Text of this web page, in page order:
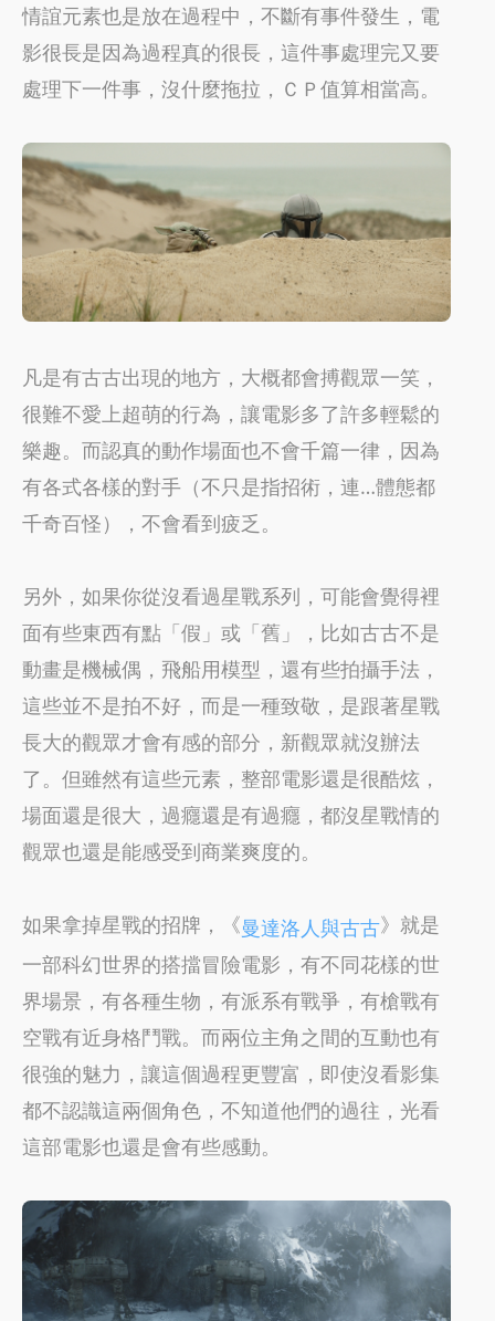
情誼元素也是放在過程中，不斷有事件發生，電
影很長是因為過程真的很長，這件事處理完又要
處理下一件事，沒什麼拖拉，ＣＰ值算相當高。
凡是有古古出現的地方，大概都會搏觀眾一笑，
很難不愛上超萌的行為，讓電影多了許多輕鬆的
樂趣。而認真的動作場面也不會千篇一律，因為
有各式各樣的對手（不只是指招術，連…體態都
千奇百怪），不會看到疲乏。
另外，如果你從沒看過星戰系列，可能會覺得裡
面有些東西有點「假」或「舊」，比如古古不是
動畫是機械偶，飛船用模型，還有些拍攝手法，
這些並不是拍不好，而是一種致敬，是跟著星戰
長大的觀眾才會有感的部分，新觀眾就沒辦法
了。但雖然有這些元素，整部電影還是很酷炫，
場面還是很大，過癮還是有過癮，都沒星戰情的
觀眾也還是能感受到商業爽度的。
如果拿掉星戰的招牌，《曼達洛人與古古》就是
一部科幻世界的搭擋冒險電影，有不同花樣的世
界場景，有各種生物，有派系有戰爭，有槍戰有
空戰有近身格鬥戰。而兩位主角之間的互動也有
很強的魅力，讓這個過程更豐富，即使沒看影集
都不認識這兩個角色，不知道他們的過往，光看
這部電影也還是會有些感動。